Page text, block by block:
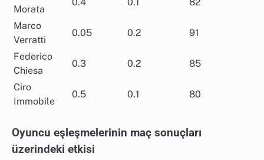
Morata
0.4 0.1 82
Marco
Verratti
0.05 0.2 91
Federico
Chiesa
0.3 0.2 85
Ciro
Immobile
0.5 0.1 80
Oyuncu eşleşmelerinin maç sonuçları
üzerindeki etkisi